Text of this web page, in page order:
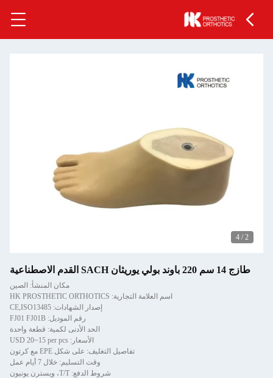
2
/
4
طازج 14 سم 220 باوند بولي يوريثان SACH القدم الاصطناعية
مكان المنشأ: الصين
اسم العلامة التجارية: HK PROSTHETIC ORTHOTICS
إصدار الشهادات: CE,ISO13485
رقم الموديل: FJ01 FJ01B
الحد الأدنى لكمية: قطعة واحدة
الأسعار: USD 20~15 per pcs
تفاصيل التغليف: على شكل EPE مع كرتون
وقت التسليم: خلال 7 أيام عمل
شروط الدفع: T/T، ويسترن يونيون